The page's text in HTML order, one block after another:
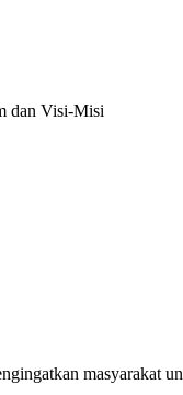
dan Visi-Misi
masyarakat